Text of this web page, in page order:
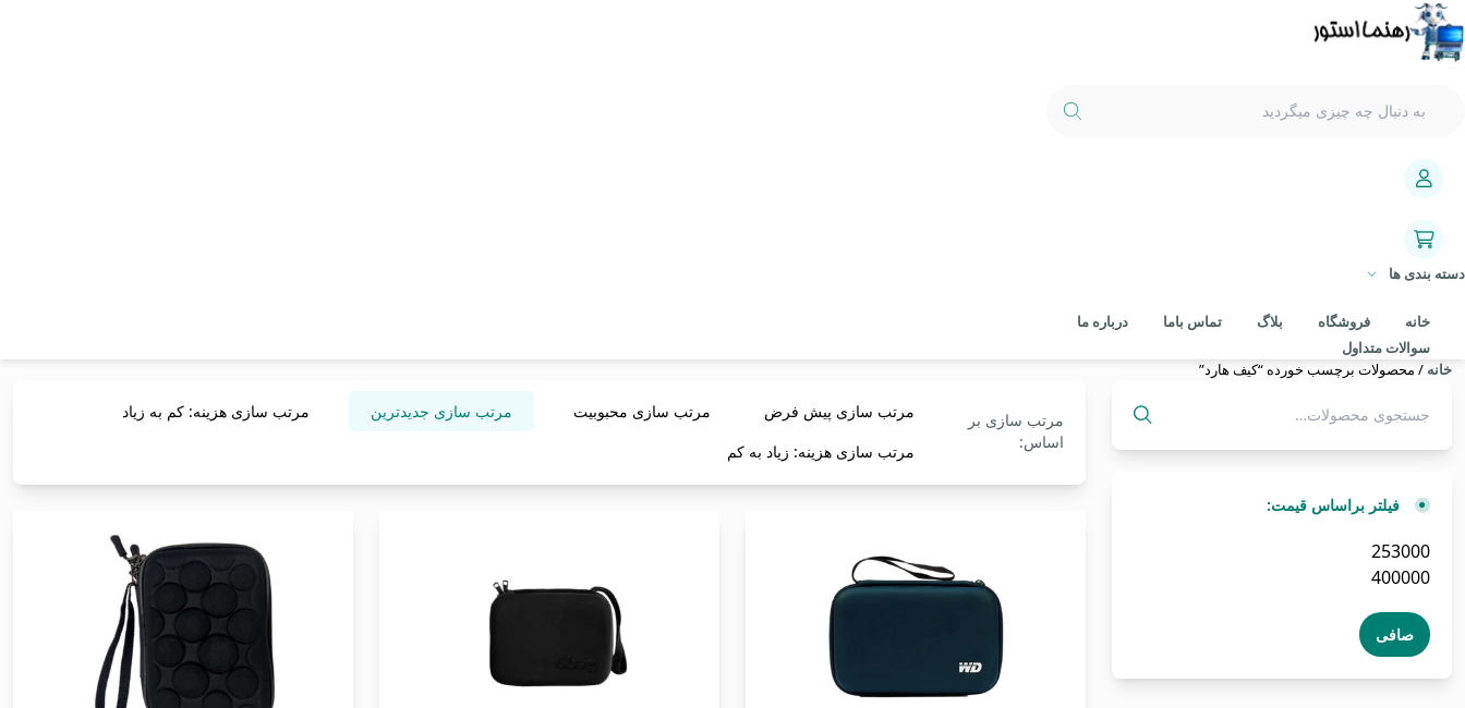
دسته بندی ها
خانه فروشگاه بلاگ تماس باما
درباره ما
سوالات متداول
خانه / محصولات برچسب خورده “کیف هارد”
جستجو
برای:
فیلتر براساس قیمت:
حداقل
قیمت
صافی
مرتب سازی بر
اساس:
مرتب سازی پیش فرض مرتب سازی محبوبیت مرتب سازی جدیدترین
مرتب سازی هزینه: کم به زیاد
مرتب سازی هزینه: زیاد به کم